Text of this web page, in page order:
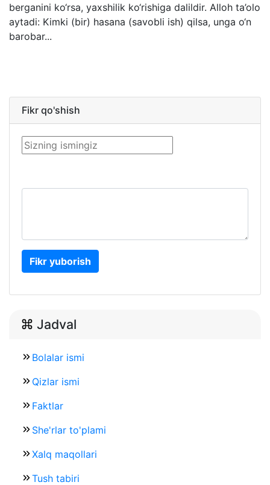
berganini ko‘rsa, yaxshilik ko‘rishiga dalildir. Alloh ta’olo
aytadi: Kimki (bir) hasana (savobli ish) qilsa, unga o‘n
barobar...
Fikr qo'shish
Fikr yuborish
Jadval
Bolalar ismi
Qizlar ismi
Faktlar
She'rlar to'plami
Xalq maqollari
Tush tabiri